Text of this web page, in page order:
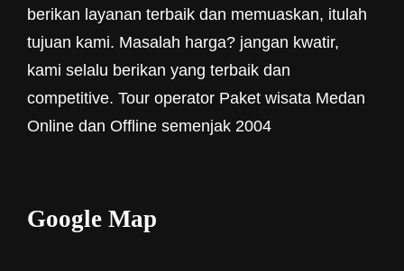
berikan layanan terbaik dan memuaskan, itulah
tujuan kami. Masalah harga? jangan kwatir,
kami selalu berikan yang terbaik dan
competitive. Tour operator Paket wisata Medan
Online dan Offline semenjak 2004
Google Map